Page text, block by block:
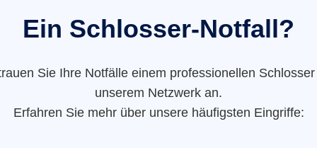
Ein Schlosser-Notfall?
Sie Ihre Notfälle einem professionellen
unserem Netzwerk an.
Erfahren Sie mehr über unsere häufigsten Eingriffe: